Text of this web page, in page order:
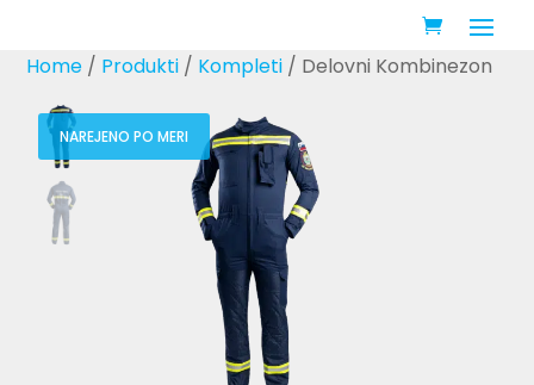
Home / Produkti / Kompleti / Delovni Kombinezon
NAREJENO PO MERI